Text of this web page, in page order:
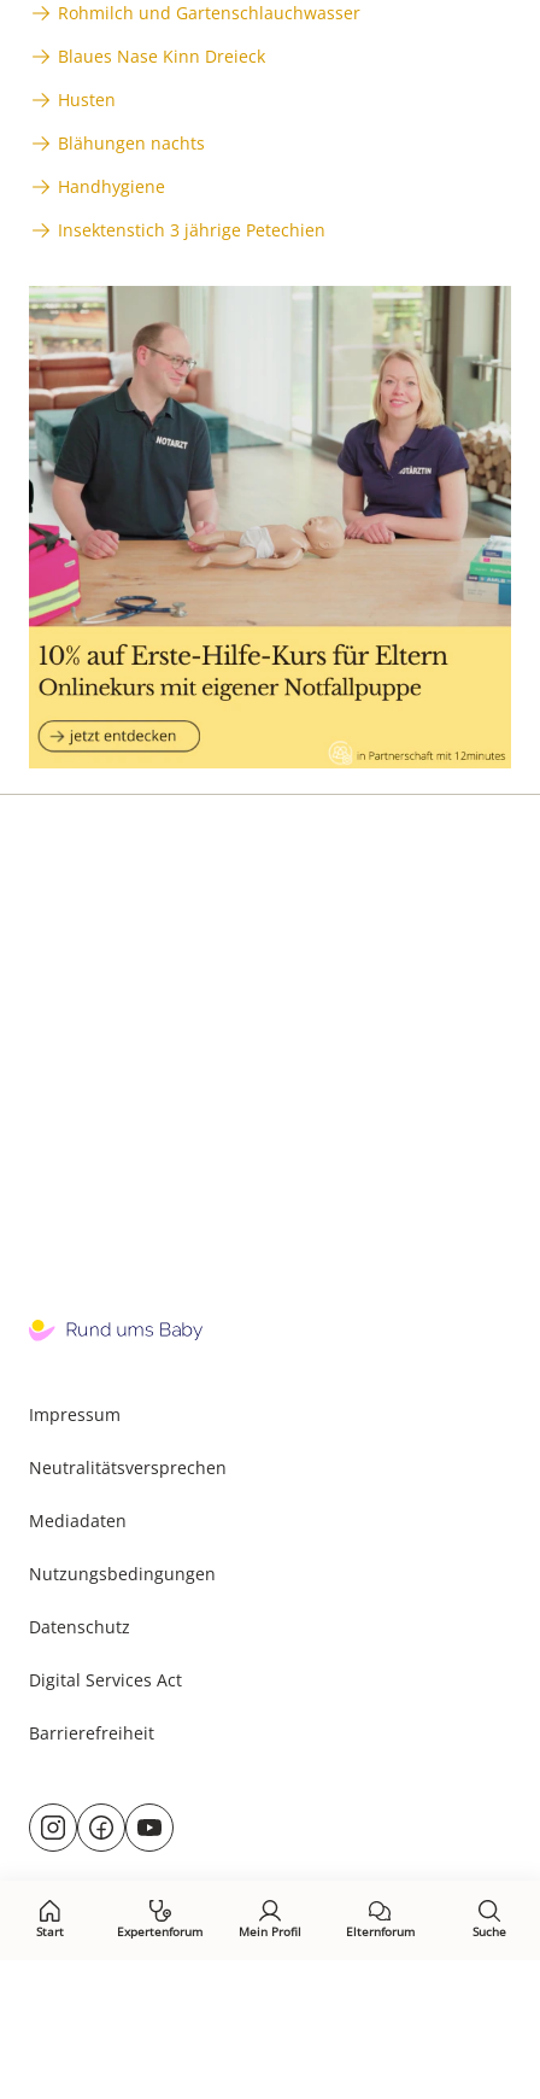
Start Expertenforum Mein Profil Elternforum Suche
Rohmilch und Gartenschlauchwasser
Blaues Nase Kinn Dreieck
Husten
Blähungen nachts
Handhygiene
Insektenstich 3 jährige Petechien
Impressum
Neutralitätsversprechen
Mediadaten
Nutzungsbedingungen
Datenschutz
Digital Services Act
Barrierefreiheit
Besuche
uns@rund.ums.baby
facebook.com/rundumsbaby.de
youtube.com/@rundumsbaby_